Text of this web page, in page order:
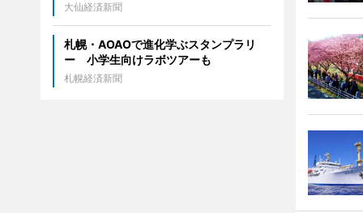
大仙経済新聞
札幌・AOAOで進化学ぶスタンプラリ
ー 小学生向けラボツアーも
札幌経済新聞